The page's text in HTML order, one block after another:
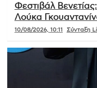
Φεστιβάλ
Λούκα
10/08/2026, 10:11 Σύνταξη